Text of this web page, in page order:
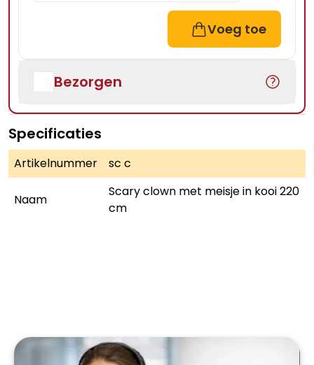
Voeg toe
Bezorgen
Specificaties
Artikelnummer sc c
Naam
Scary clown met meisje in kooi 220
cm